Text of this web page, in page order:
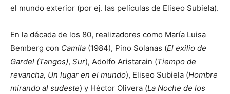
el mundo exterior (por ej. las películas de Eliseo Subiela).​
En la década de los 80, realizadores como María Luisa
Bemberg con Camila (1984), Pino Solanas (El exilio de
Gardel (Tangos), Sur), Adolfo Aristarain (Tiempo de
revancha, Un lugar en el mundo), Eliseo Subiela (Hombre
mirando al sudeste) y Héctor Olivera (La Noche de los